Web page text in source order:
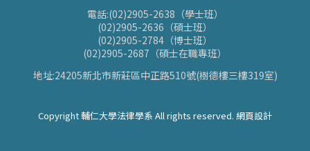
電話:(02)2905-2638（學士班）
(02)2905-2636（碩士班）
(02)2905-2784（博士班）
(02)2905-2687（碩士在職專班）
地址:24205新北市新莊區中正路510號(樹德樓三樓319室)
Copyright 輔仁大學法律學系 All rights reserved. 網頁設計